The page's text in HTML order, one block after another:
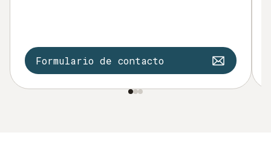
Formulario de contacto